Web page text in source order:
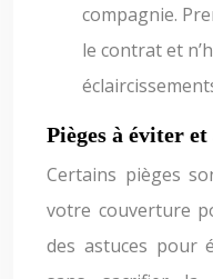
compagnie.
le contrat et
Pièges à éviter
Certains pièges
votre couverture
des astuces pour